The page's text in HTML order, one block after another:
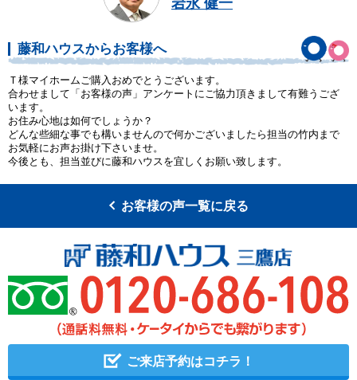
藤和ハウスからお客様へ
Ｔ様マイホームご購入おめでとうございます。
合わせまして「お客様の声」アンケートにご協力頂きまして有難うござ
います。
お住み心地は如何でしょうか？
どんな些細な事でも構いませんので何かございましたら担当の竹内まで
お気軽にお声お掛け下さいませ。
今後とも、担当並びに藤和ハウスを宜しくお願い致します。
お客様の声一覧に戻る
ご来店予約はコチラ！